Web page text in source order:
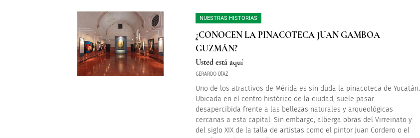
NUESTRAS HISTORIAS
¿CONOCEN LA PINACOTECA JUAN GAMBOA
GUZMÁN?
Usted está aquí
GERARDO DÍAZ
Uno de los atractivos de Mérida es sin duda la pinacoteca de Yucatán.
Ubicada en el centro histórico de la ciudad, suele pasar
desapercibida frente a las bellezas naturales y arqueológicas
cercanas a esta capital. Sin embargo, alberga obras del Virreinato y
del siglo XIX de la talla de artistas como el pintor Juan Cordero o el